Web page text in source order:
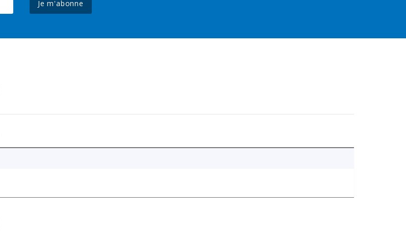
Je m'abonne